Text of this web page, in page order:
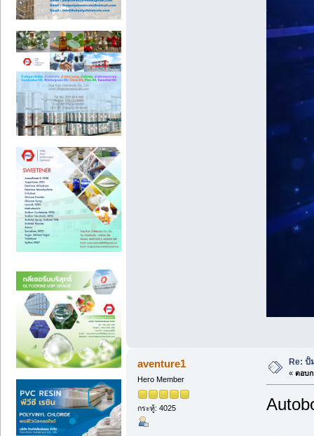
aventure1
Hero Member
กระทู้: 4025
Re: ปั้
« ตอบก